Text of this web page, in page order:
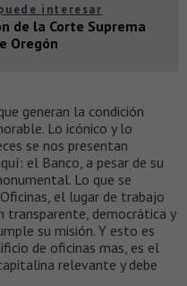
interesar
de la Corte Suprema
Oregón
generan la condición
Lo icónico y lo
se nos presentan
el Banco, a pesar de su
Lo que se
el lugar de trabajo
transparente, democrática y
su misión. Y esto es
de oficinas mas, es el
relevante y debe